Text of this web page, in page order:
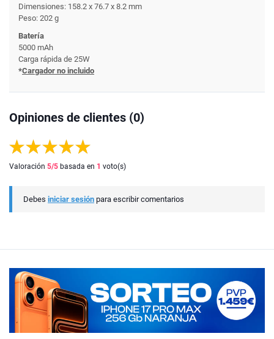
Dimensiones: 158.2 x 76.7 x 8.2 mm
Peso: 202 g
Batería
5000 mAh
Carga rápida de 25W
*Cargador no incluido
Opiniones de clientes (0)
Valoración 5/5 basada en 1 voto(s)
Debes iniciar sesión para escribir comentarios